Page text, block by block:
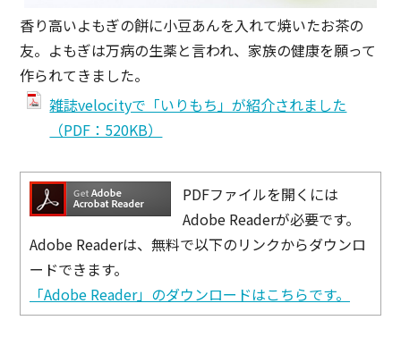
香り高いよもぎの餅に小豆あんを入れて焼いたお茶の
友。よもぎは万病の生薬と言われ、家族の健康を願って
作られてきました。
雑誌velocityで「いりもち」が紹介されました
（PDF：520KB）
PDFファイルを開くには
Adobe Readerが必要です。
Adobe Readerは、無料で以下のリンクからダウンロ
ードできます。
「Adobe Reader」のダウンロードはこちらです。